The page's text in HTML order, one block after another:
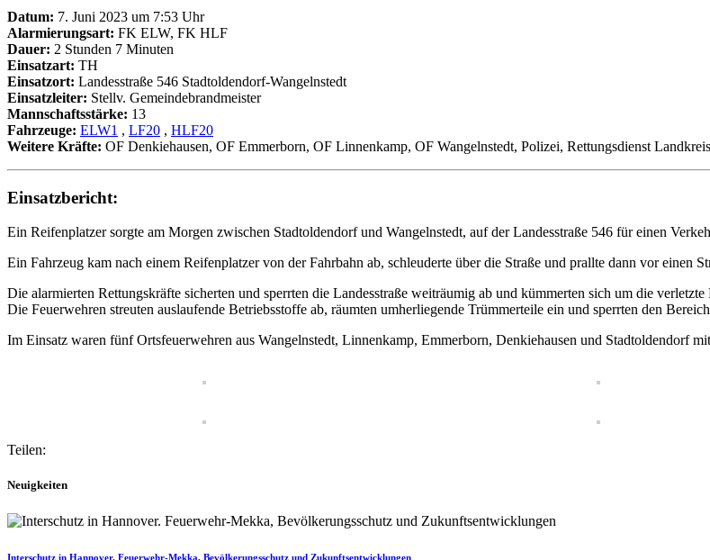
Datum: 7. Juni 2023 um 7:53 Uhr
Alarmierungsart: FK ELW, FK HLF
Dauer: 2 Stunden 7 Minuten
Einsatzart: TH
Einsatzort: Landesstraße 546 Stadtoldendorf-Wangelnstedt
Einsatzleiter: Stellv. Gemeindebrandmeister
Mannschaftsstärke: 13
Fahrzeuge: ELW1 , LF20 , HLF20
Weitere Kräfte: OF Denkiehausen, OF Emmerborn, OF Linnenkamp, OF Wangelnstedt, Polizei, Rettungsdienst
Einsatzbericht:
Ein Reifenplatzer sorgte am Morgen zwischen Stadtoldendorf und Wangelnstedt, auf der Landesstraße 546 für einen
Ein Fahrzeug kam nach einem Reifenplatzer von der Fahrbahn ab, schleuderte über die Straße und prallte dann vor einen
Die alarmierten Rettungskräfte sicherten und sperrten die Landesstraße weiträumig ab und kümmerten sich um die
Die Feuerwehren streuten auslaufende Betriebsstoffe ab, räumten umherliegende Trümmerteile ein und sperrten den
Im Einsatz waren fünf Ortsfeuerwehren aus Wangelnstedt, Linnenkamp, Emmerborn, Denkiehausen und Stadtoldendorf
Teilen:
Neuigkeiten
Interschutz in Hannover. Feuerwehr-Mekka, Bevölkerungsschutz und Zukunftsentwicklungen